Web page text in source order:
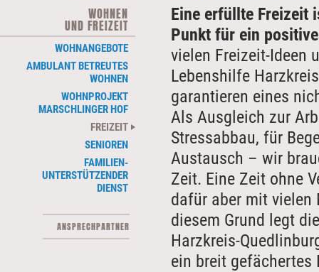
Eine erfüllte Freizeit
Punkt für ein
vielen Freizeit-Ideen
Lebenshilfe
garantieren eines
Als Ausgleich zur
Stressabbau, für
Austausch – wir
Zeit. Eine Zeit ohne
dafür aber mit
diesem Grund legt
Harzkreis-
ein breit gefächertes
WOHNEN
UND FREIZEIT
NAVIGATION
ÜBERSPRINGEN
WOHNANGEBOTE
AMBULANT BETREUTES
WOHNEN
WOHNPROJEKT
MARSCHLINGER HOF
FREIZEIT
SENIOREN
FAMILIEN-
UNTERSTÜTZENDER
DIENST
ANSPRECHPARTNER